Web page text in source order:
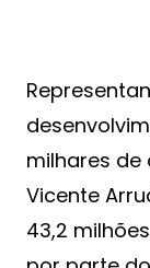
milhares de
Vicente
43,2